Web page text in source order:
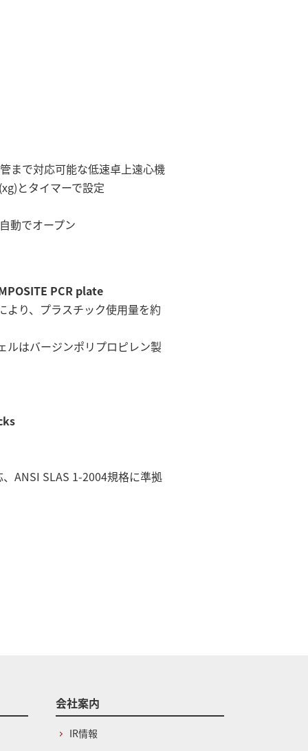
まで対応可能な低速卓上遠心機
とタイマーで設定
動でオープン
PCR plate
り、プラスチック使用量を約
はバージンポリプロピレン製
ANSI SLAS 1-2004規格に準拠
会社案内
IR情報